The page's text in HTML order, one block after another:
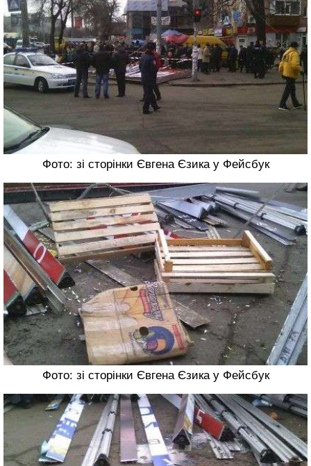
Фото: зі сторінки Євгена Єзика у Фейсбук
Фото: зі сторінки Євгена Єзика у Фейсбук